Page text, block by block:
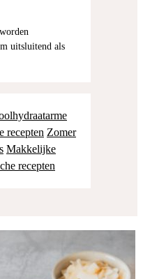
uitsluitend als
recepten Zomer
Makkelijke
recepten